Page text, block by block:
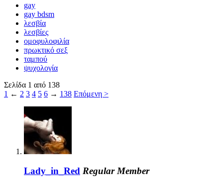
gay
gay bdsm
λεσβία
λεσβίες
ομοφυλοφιλία
πρωκτικό σεξ
ταμπού
ψυχολογία
Σελίδα 1 από 138
1 ← 2 3 4 5 6 → 138 Επόμενη >
Lady_in_Red Regular Member